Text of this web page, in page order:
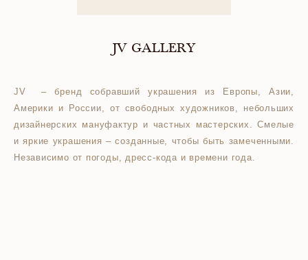
JV GALLERY
JV – бренд собравший украшения из Европы, Азии,
Америки и России, от свободных художников, небольших
дизайнерских мануфактур и частных мастерских. Смелые
и яркие украшения – созданные, чтобы быть замеченными.
Независимо от погоды, дресс-кода и времени года.